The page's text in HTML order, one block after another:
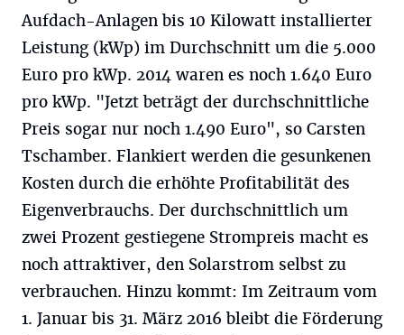
Aufdach-Anlagen bis 10 Kilowatt installierter
Leistung (kWp) im Durchschnitt um die 5.000
Euro pro kWp. 2014 waren es noch 1.640 Euro
pro kWp. "Jetzt beträgt der durchschnittliche
Preis sogar nur noch 1.490 Euro", so Carsten
Tschamber. Flankiert werden die gesunkenen
Kosten durch die erhöhte Profitabilität des
Eigenverbrauchs. Der durchschnittlich um
zwei Prozent gestiegene Strompreis macht es
noch attraktiver, den Solarstrom selbst zu
verbrauchen. Hinzu kommt: Im Zeitraum vom
1. Januar bis 31. März 2016 bleibt die Förderung